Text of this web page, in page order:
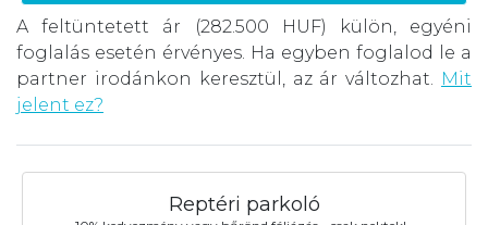
A feltüntetett ár (282.500 HUF) külön, egyéni
foglalás esetén érvényes. Ha egyben foglalod le a
partner irodánkon keresztül, az ár változhat.
Mit
jelent ez?
Reptéri parkoló